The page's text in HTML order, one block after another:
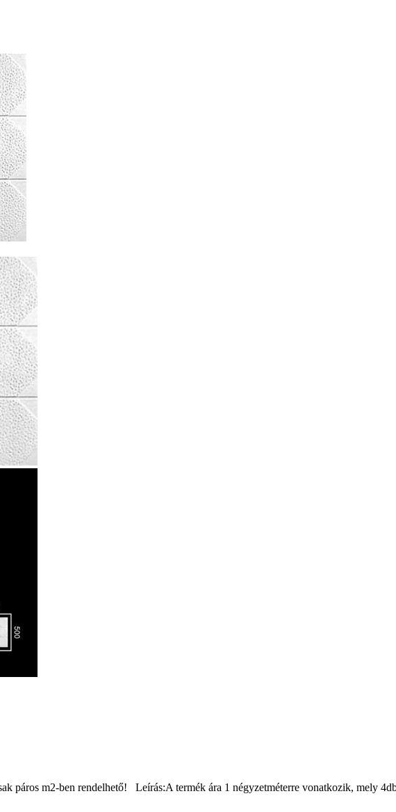
páros m2-ben rendelhető! Leírás:A termék ára 1 négyzetméterre vonatkozik, mely